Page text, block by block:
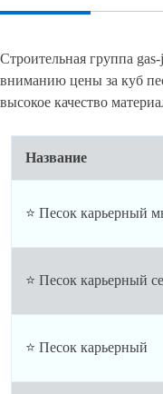
Строительная группа
вниманию цены за куб
высокое качество
Название
⭐ Песок карьерный
⭐ Песок карьерный
⭐ Песок карьерный